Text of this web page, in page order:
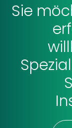
Sie